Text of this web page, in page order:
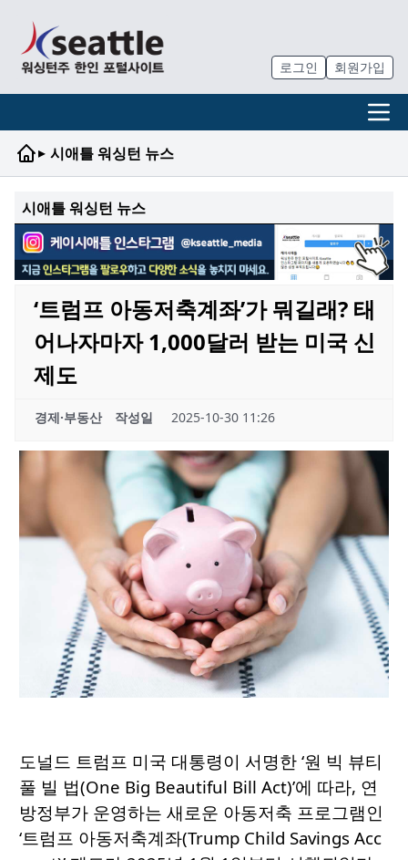
로그인 회원가입
▸ 시애틀 워싱턴 뉴스
시애틀 워싱턴 뉴스
‘트럼프 아동저축계좌’가 뭐길래? 태
어나자마자 1,000달러 받는 미국 신
제도
경제·부동산 작성일 2025-10-30 11:26
도널드 트럼프 미국 대통령이 서명한 ‘원 빅 뷰티
풀 빌 법(One Big Beautiful Bill Act)’에 따라, 연
방정부가 운영하는 새로운 아동저축 프로그램인
‘트럼프 아동저축계좌(Trump Child Savings Acc